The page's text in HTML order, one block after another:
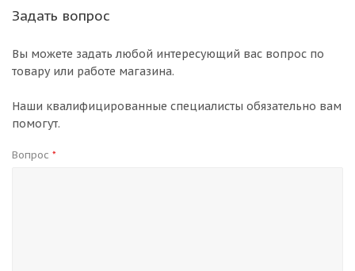
Задать вопрос
Вы можете задать любой интересующий вас вопрос по
товару или работе магазина.
Наши квалифицированные специалисты обязательно вам
помогут.
Вопрос *